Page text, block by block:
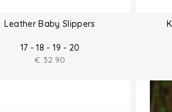
Leather Baby Slippers
17 - 18 - 19 - 20
€ 32.90